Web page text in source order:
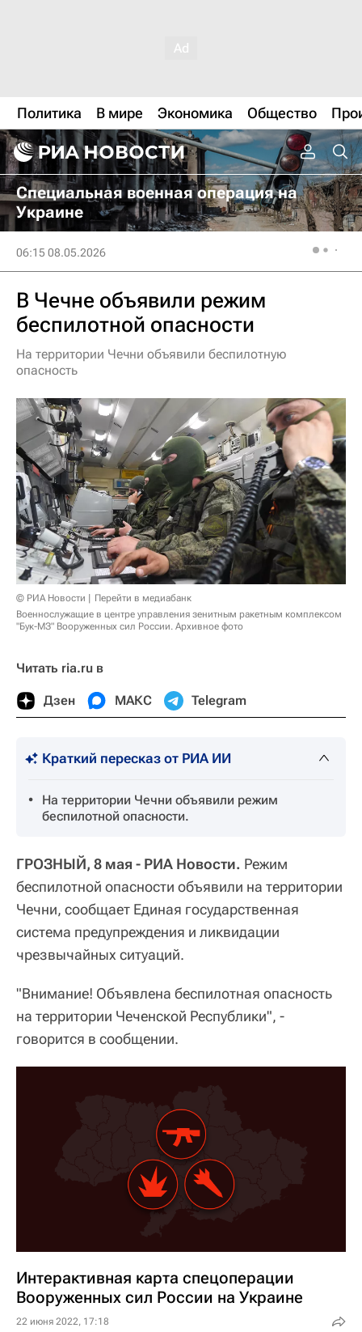
Политика В мире Экономика Общество
Специальная военная операция на
Украине
06:15 08.05.2026
В Чечне объявили режим
беспилотной опасности
На территории Чечни объявили беспилотную
опасность
© РИА Новости
Перейти в медиабанк
Военнослужащие в центре управления зенитным ракетным комплексом
"Бук-МЗ" Вооруженных сил России. Архивное фото
Читать ria.ru в
Дзен МАКС Telegram
Краткий пересказ от РИА ИИ
На территории Чечни объявили режим
беспилотной опасности.
ГРОЗНЫЙ, 8 мая - РИА Новости. Режим
беспилотной опасности объявили на территории
Чечни, сообщает Единая государственная
система предупреждения и ликвидации
чрезвычайных ситуаций.
"Внимание! Объявлена беспилотная опасность
на территории Чеченской Республики", -
говорится в сообщении.
Интерактивная карта спецоперации
Вооруженных сил России на Украине
22 июня 2022, 17:18